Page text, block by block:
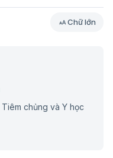
Chữ lớn
chủng và Y học